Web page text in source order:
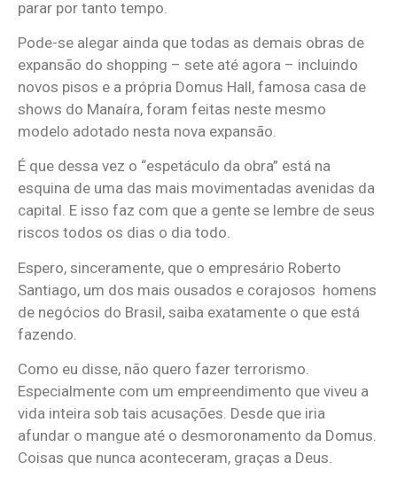
parar por tanto tempo.
Pode-se alegar ainda que todas as demais obras de
expansão do shopping – sete até agora – incluindo
novos pisos e a própria Domus Hall, famosa casa de
shows do Manaíra, foram feitas neste mesmo
modelo adotado nesta nova expansão.
É que dessa vez o “espetáculo da obra” está na
esquina de uma das mais movimentadas avenidas da
capital. E isso faz com que a gente se lembre de seus
riscos todos os dias o dia todo.
Espero, sinceramente, que o empresário Roberto
Santiago, um dos mais ousados e corajosos homens
de negócios do Brasil, saiba exatamente o que está
fazendo.
Como eu disse, não quero fazer terrorismo.
Especialmente com um empreendimento que viveu a
vida inteira sob tais acusações. Desde que iria
afundar o mangue até o desmoronamento da Domus.
Coisas que nunca aconteceram, graças a Deus.